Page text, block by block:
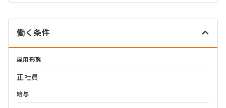
働く条件
雇用形態
正社員
給与